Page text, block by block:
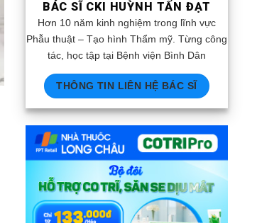
BÁC SĨ CKI HUỲNH TẤN ĐẠT
Hơn 10 năm kinh nghiệm trong lĩnh vực
Phẫu thuật – Tạo hình Thẩm mỹ. Từng công
tác, học tập tại Bệnh viện Bình Dân
THÔNG TIN LIÊN HỆ BÁC SĨ